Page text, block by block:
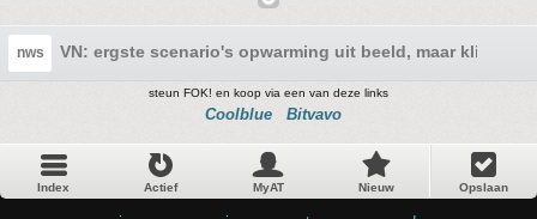
nws VN: ergste scenario's opwarming uit beeld, maar
steun FOK! en koop via een van deze links
Coolblue Bitvavo
Index Actief MyAT Nieuw Opslaan